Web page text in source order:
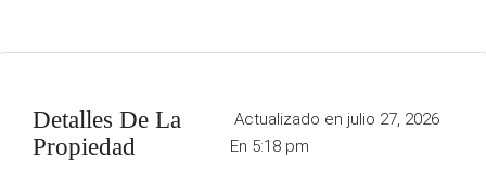
Detalles De La
Propiedad
Actualizado en julio 27, 2026
En 5:18 pm